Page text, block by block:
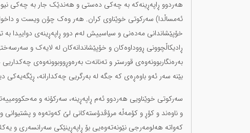
هەردوو ڕاپەڕینەکە بە چەکی دەستی و هەندێک جار بە چەکی
ئەمساڵدا) سەرکوتی خوێناوی کران. هەر وەک چۆن ویست و
خۆپێشاندانی مەدەنی و سیاسییش لەم دوو ڕاپەڕینەی دواییدا
ڕادیکاڵچوونی ڕووداوەکان و خۆپێشاندانەکان لە لایەک و
بەرەنگاربوونەوەی قورستر و تەنانەت بەرەوڕووبوونەوەی
بێنە سەر ئەو باوەڕەی کە جگە لە بەرگریی چەکدارانە، ڕێگەیەکی
سەرکوتی خوێناویی هەردوو ئەم ڕاپەڕینە، سەرکۆنە و
و ناوەند و کۆڕ و کۆمەڵە مرۆڤدۆستەکانی لێ کەوتەوە و پشتیوانی
کەواتە هەلومەرجی نێونەتەوەیی بۆ ڕاپەڕینێکی سەرانسەری و